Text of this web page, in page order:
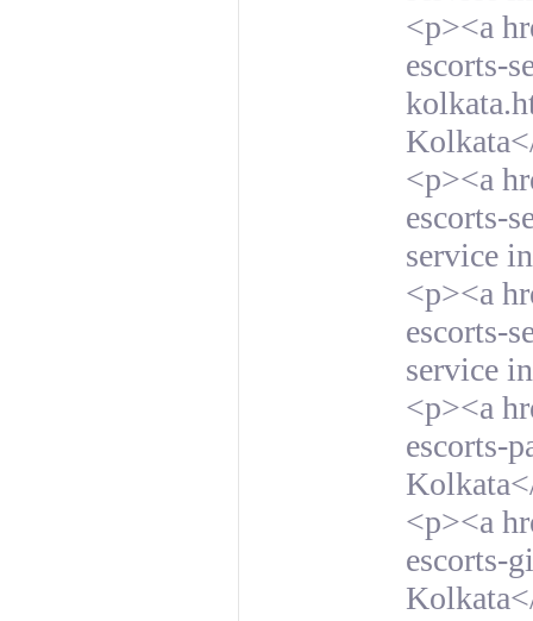
<p><a
escorts-
<p><a
escorts-
service
<p><a
escorts-
service
<p><a
escorts-
<p><a
escorts-